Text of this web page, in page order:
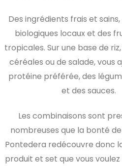
Des ingrédients frais et
biologiques locaux et des
tropicales. Sur une base de
céréales ou de salade, vous
protéine préférée, des
et des sauces.
Les combinaisons sont
nombreuses que la bonté
Pontedera redécouvre donc
produit et set que vous